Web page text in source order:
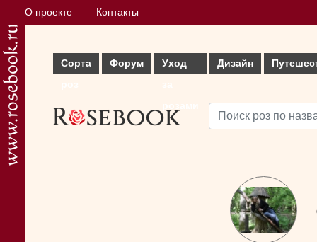
О проекте Контакты
Сорта
Форум
Уход
Дизайн